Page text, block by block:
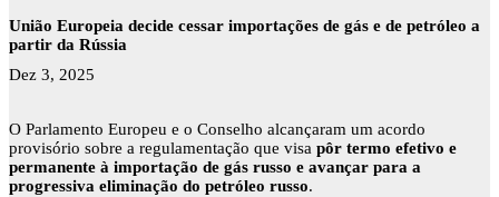
União Europeia decide cessar importações de gás e de petróleo a
partir da Rússia
Dez 3, 2025
O Parlamento Europeu e o Conselho alcançaram um acordo
provisório sobre a regulamentação que visa pôr termo efetivo e
permanente à importação de gás russo e avançar para a
progressiva eliminação do petróleo russo.